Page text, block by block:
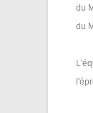
du
du